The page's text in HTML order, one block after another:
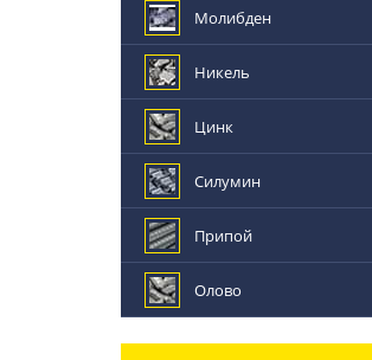
Молибден
Никель
Цинк
Силумин
Припой
Олово